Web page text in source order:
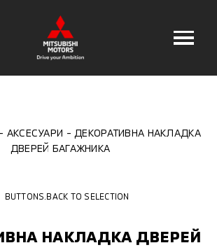
АКСЕСУАРИ
ДЕКОРАТИВНА НАКЛАДКА
ДВЕРЕЙ БАГАЖНИКА
BUTTONS.BACK TO SELECTION
НАКЛАДКА ДВЕРЕЙ